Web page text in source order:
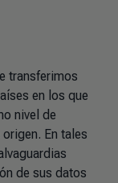
transferimos
en los que
nivel de
En tales
de sus datos